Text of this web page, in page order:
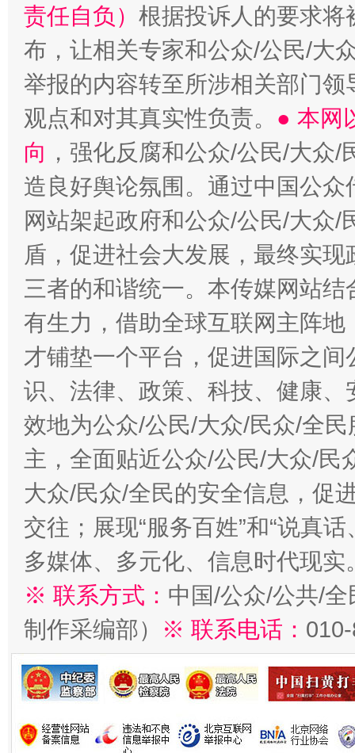
责任自负） 根据投诉人的要求将
布，让相关专家和公众/公民/大
举报的内容转至所涉相关部门
观点和对其真实性负责。 ● 本网
向 ，强化反腐和公众/公民/大众
造良好舆论氛围。通过中国公
网站架起政府和公众/公民/大众
盾，促进社会大发展，最终实
三者的和谐统一。本传媒网站
有生力，借助全球互联网主阵
才铺垫一个平台，促进国际之
识、法律、政策、科技、健康
效地为公众/公民/大众/民众/全
主，全面贴近公众/公民/大众/民
大众/民众/全民的安全信息，促
交往；展现“服务百姓”和“说真
多媒体、多元化、信息时代现实
※ 联系方式： 中国/公众/公共/
制作采编部）
※ 联系电话：